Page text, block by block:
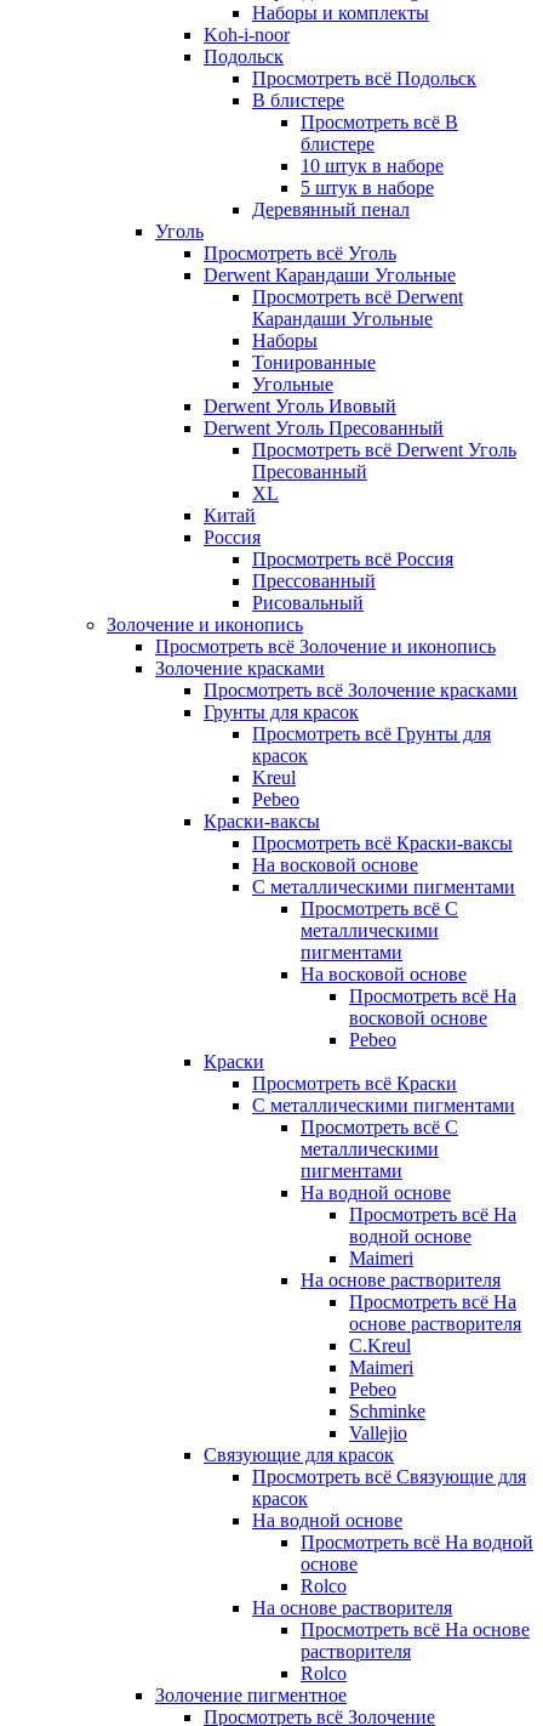
Наборы и комплекты
Koh-i-noor
Подольск
Просмотреть всё Подольск
В блистере
Просмотреть всё В
блистере
10 штук в наборе
5 штук в наборе
Деревянный пенал
Уголь
Просмотреть всё Уголь
Derwent Карандаши Угольные
Просмотреть всё Derwent
Карандаши Угольные
Наборы
Тонированные
Угольные
Derwent Уголь Ивовый
Derwent Уголь Пресованный
Просмотреть всё Derwent Уголь
Пресованный
XL
Китай
Россия
Просмотреть всё Россия
Прессованный
Рисовальный
Золочение и иконопись
Просмотреть всё Золочение и иконопись
Золочение красками
Просмотреть всё Золочение красками
Грунты для красок
Просмотреть всё Грунты для
красок
Kreul
Pebeo
Краски-ваксы
Просмотреть всё Краски-ваксы
На восковой основе
С металлическими пигментами
Просмотреть всё С
металлическими
пигментами
На восковой основе
Просмотреть всё На
восковой основе
Pebeo
Краски
Просмотреть всё Краски
С металлическими пигментами
Просмотреть всё С
металлическими
пигментами
На водной основе
Просмотреть всё На
водной основе
Maimeri
На основе растворителя
Просмотреть всё На
основе растворителя
C.Kreul
Maimeri
Pebeo
Schminke
Vallejio
Связующие для красок
Просмотреть всё Связующие для
красок
На водной основе
Просмотреть всё На водной
основе
Rolco
На основе растворителя
Просмотреть всё На основе
растворителя
Rolco
Золочение пигментное
Просмотреть всё Золочение